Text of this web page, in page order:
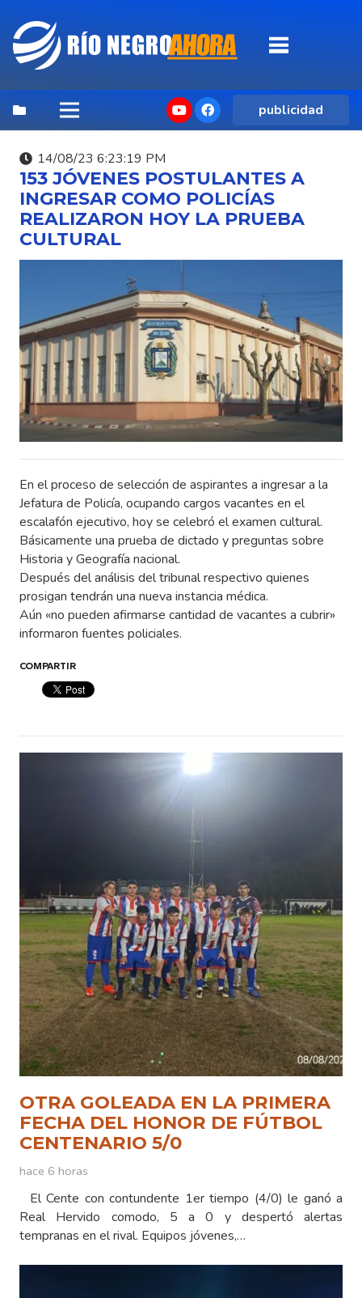
publicidad
14/08/23 6:23:19 PM
153 JÓVENES POSTULANTES A
INGRESAR COMO POLICÍAS
REALIZARON HOY LA PRUEBA
CULTURAL
En el proceso de selección de aspirantes a ingresar a la
Jefatura de Policía, ocupando cargos vacantes en el
escalafón ejecutivo, hoy se celebró el examen cultural.
Básicamente una prueba de dictado y preguntas sobre
Historia y Geografía nacional.
Después del análisis del tribunal respectivo quienes
prosigan tendrán una nueva instancia médica.
Aún «no pueden afirmarse cantidad de vacantes a cubrir»
informaron fuentes policiales.
COMPARTIR
OTRA GOLEADA EN LA PRIMERA
FECHA DEL HONOR DE FÚTBOL
CENTENARIO 5/0
hace 6 horas
El Cente con contundente 1er tiempo (4/0) le ganó a
Real Hervido comodo, 5 a 0 y despertó alertas
tempranas en el rival. Equipos jóvenes,…